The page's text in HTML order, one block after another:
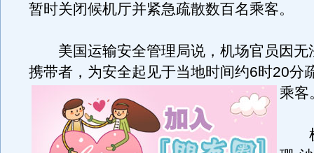
暂时关闭候机厅并紧急疏散数百名乘客。
美国运输安全管理局说，机场官员因无
携带者，为安全起见于当地时间约6时20分
乘客
机